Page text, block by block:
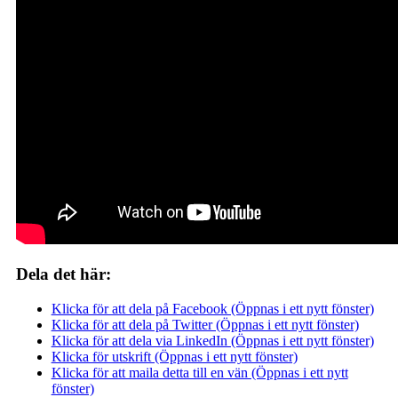
Dela det här:
Klicka för att dela på Facebook (Öppnas i ett nytt fönster)
Klicka för att dela på Twitter (Öppnas i ett nytt fönster)
Klicka för att dela via LinkedIn (Öppnas i ett nytt fönster)
Klicka för utskrift (Öppnas i ett nytt fönster)
Klicka för att maila detta till en vän (Öppnas i ett nytt
fönster)